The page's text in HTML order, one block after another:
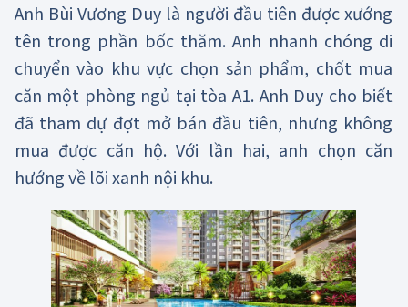
Anh Bùi Vương Duy là người đầu tiên được xướng
tên trong phần bốc thăm. Anh nhanh chóng di
chuyển vào khu vực chọn sản phẩm, chốt mua
căn một phòng ngủ tại tòa A1. Anh Duy cho biết
đã tham dự đợt mở bán đầu tiên, nhưng không
mua được căn hộ. Với lần hai, anh chọn căn
hướng về lõi xanh nội khu.